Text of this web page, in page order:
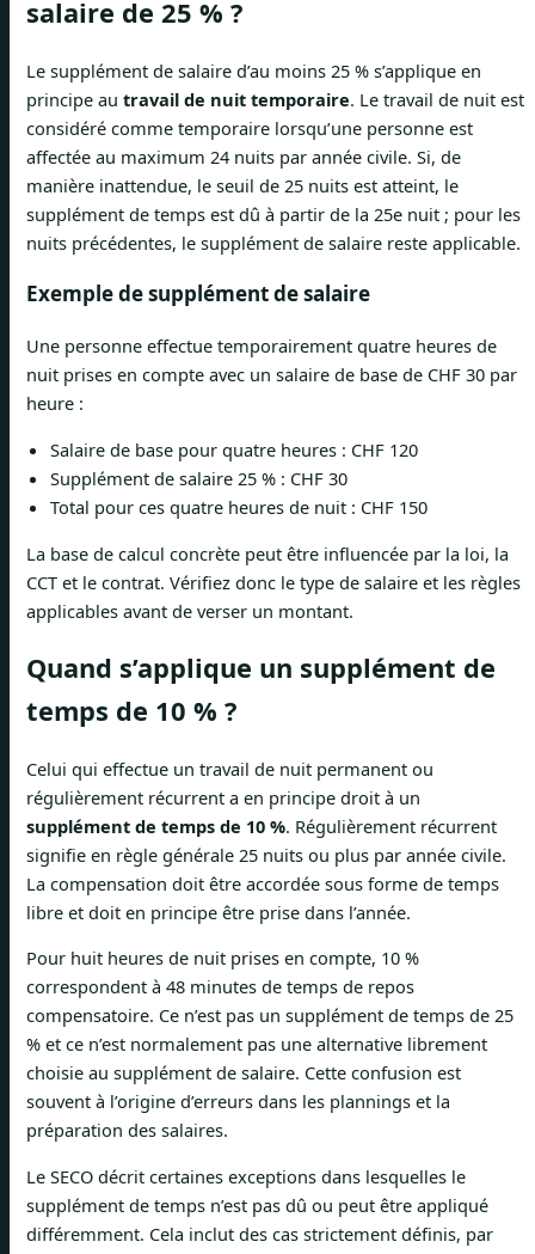
salaire de 25 % ?
Le supplément de salaire d’au moins 25 % s’applique en
principe au travail de nuit temporaire. Le travail de nuit est
considéré comme temporaire lorsqu’une personne est
affectée au maximum 24 nuits par année civile. Si, de
manière inattendue, le seuil de 25 nuits est atteint, le
supplément de temps est dû à partir de la 25e nuit ; pour les
nuits précédentes, le supplément de salaire reste applicable.
Exemple de supplément de salaire
Une personne effectue temporairement quatre heures de
nuit prises en compte avec un salaire de base de CHF 30 par
heure :
Salaire de base pour quatre heures : CHF 120
Supplément de salaire 25 % : CHF 30
Total pour ces quatre heures de nuit : CHF 150
La base de calcul concrète peut être influencée par la loi, la
CCT et le contrat. Vérifiez donc le type de salaire et les règles
applicables avant de verser un montant.
Quand s’applique un supplément de
temps de 10 % ?
Celui qui effectue un travail de nuit permanent ou
régulièrement récurrent a en principe droit à un
supplément de temps de 10 %. Régulièrement récurrent
signifie en règle générale 25 nuits ou plus par année civile.
La compensation doit être accordée sous forme de temps
libre et doit en principe être prise dans l’année.
Pour huit heures de nuit prises en compte, 10 %
correspondent à 48 minutes de temps de repos
compensatoire. Ce n’est pas un supplément de temps de 25
% et ce n’est normalement pas une alternative librement
choisie au supplément de salaire. Cette confusion est
souvent à l’origine d’erreurs dans les plannings et la
préparation des salaires.
Le SECO décrit certaines exceptions dans lesquelles le
supplément de temps n’est pas dû ou peut être appliqué
différemment. Cela inclut des cas strictement définis, par